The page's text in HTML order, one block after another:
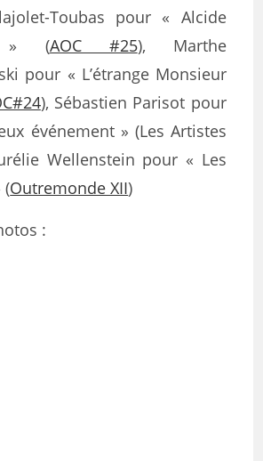
Toubas pour « Alcide
» (AOC #25), Marthe
pour « L’étrange Monsieur
), Sébastien Parisot pour
événement » (Les Artistes
Wellenstein pour « Les
(Outremonde XII)
: